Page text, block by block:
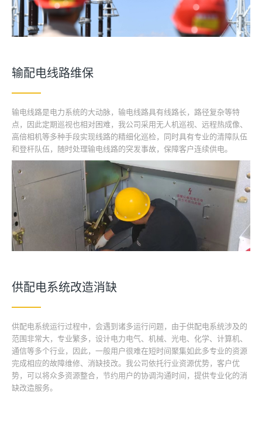
输配电线路维保
输电线路是电力系统的大动脉，输电线路具有线路长，路径复杂等特
点，因此定期巡视也相对困难，我公司采用无人机巡视、远程热成像、
高倍相机等多种手段实现线路的精细化巡检，同时具有专业的清障队伍
和登杆队伍，随时处理输电线路的突发事故，保障客户连续供电。
供配电系统改造消缺
供配电系统运行过程中，会遇到诸多运行问题，由于供配电系统涉及的
范围非常大，专业繁多，设计电力电气、机械、光电、化学、计算机、
通信等多个行业，因此，一般用户很难在短时间聚集如此多专业的资源
完成相应的故障维修、消缺技改。我公司依托行业资源优势，客户优
势，可以将众多资源整合，节约用户的协调沟通时间，提供专业化的消
缺改造服务。